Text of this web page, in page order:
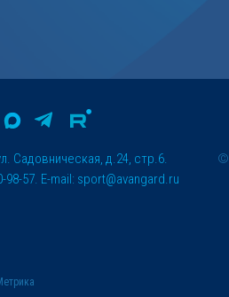
Садовническая, д.24, стр.6.
57. E-mail: sport@avangard.ru
©